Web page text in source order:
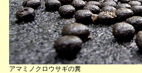
アマミノクロウサギの糞